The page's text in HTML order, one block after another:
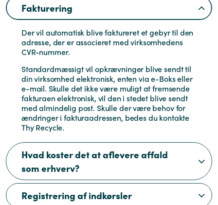
Fakturering
Der vil automatisk blive faktureret et gebyr til den
adresse, der er associeret med virksomhedens
CVR-nummer.
Standardmæssigt vil opkrævninger blive sendt til
din virksomhed elektronisk, enten via e-Boks eller
e-mail. Skulle det ikke være muligt at fremsende
fakturaen elektronisk, vil den i stedet blive sendt
med almindelig post. Skulle der være behov for
ændringer i fakturaadressen, bedes du kontakte
Thy Recycle.
Hvad koster det at aflevere affald
som erhverv?
Registrering af indkørsler